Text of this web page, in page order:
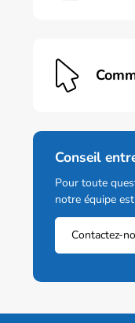
Conseil
Pour toute
notre équipe
Contactez-